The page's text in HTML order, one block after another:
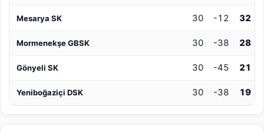
Mesarya SK 30 -12 32
Mormenekşe GBSK 30 -38 28
Gönyeli SK 30 -45 21
Yeniboğaziçi DSK 30 -38 19